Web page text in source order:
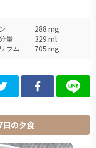
288 mg
量 329 ml
ウム 705 mg
日の夕食